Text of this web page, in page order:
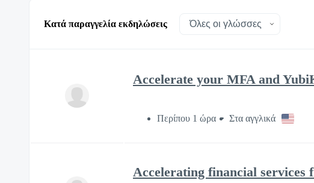
Κατά παραγγελία εκδηλώσεις
Accelerate your MFA and
Περίπου 1 ώρα Στα αγγλικά
Accelerating financial services